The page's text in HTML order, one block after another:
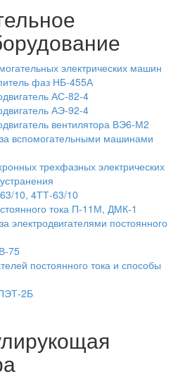
электрических машин
фаз НБ-455А
АС-82-4
АЭ-92-4
вентилятора ВЭ6-М2
вспомогательными машинами
трехфазных электрических
10, 4ТТ-63/10
тока П-11М, ДМК-1
электродвигателями постоянного
75
постоянного тока и способы
2Б